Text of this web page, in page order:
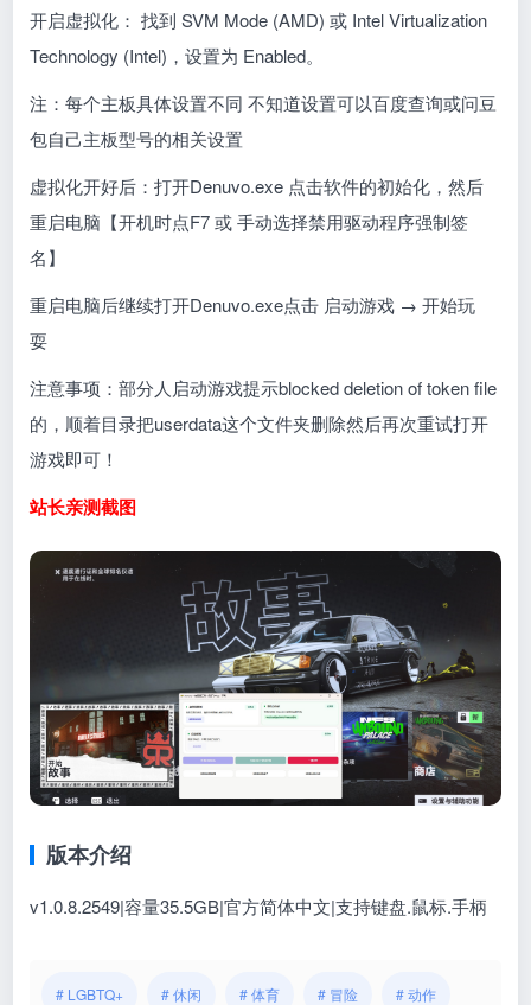
开启虚拟化： 找到 SVM Mode (AMD) 或 Intel Virtualization
Technology (Intel)，设置为 Enabled。
注：每个主板具体设置不同 不知道设置可以百度查询或问豆
包自己主板型号的相关设置
虚拟化开好后：打开Denuvo.exe 点击软件的初始化，然后
重启电脑【开机时点F7 或 手动选择禁用驱动程序强制签
名】
重启电脑后继续打开Denuvo.exe点击 启动游戏 → 开始玩
耍
注意事项：部分人启动游戏提示blocked deletion of token file
的，顺着目录把userdata这个文件夹删除然后再次重试打开
游戏即可！
站长亲测截图
版本介绍
v1.0.8.2549|容量35.5GB|官方简体中文|支持键盘.鼠标.手柄
# LGBTQ+ # 休闲 # 体育 # 冒险 # 动作